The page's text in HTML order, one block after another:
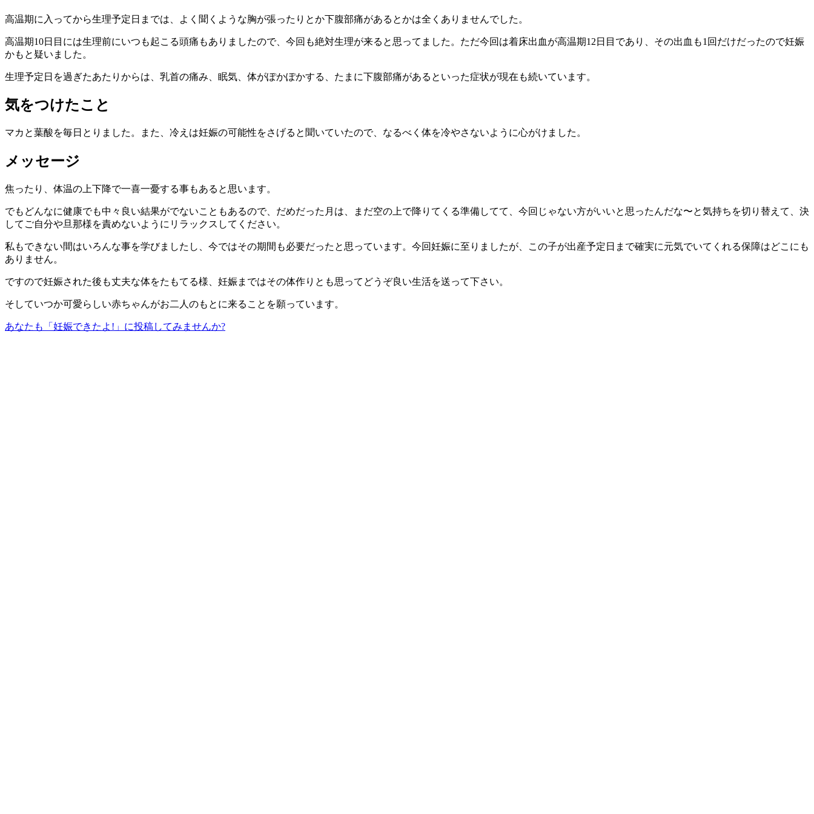
高温期に入ってから生理予定日までは、よく聞くような胸が張ったりとか下腹部痛があるとかは全くありませんでした。
高温期10日目には生理前にいつも起こる頭痛もありましたので、今回も絶対生理が来ると思ってました。ただ今回は着床出血が高温期12日目であり、その出血も1回だけだったので妊娠
かもと疑いました。
生理予定日を過ぎたあたりからは、乳首の痛み、眠気、体がぽかぽかする、たまに下腹部痛があるといった症状が現在も続いています。
気をつけたこと
マカと葉酸を毎日とりました。また、冷えは妊娠の可能性をさげると聞いていたので、なるべく体を冷やさないように心がけました。
メッセージ
焦ったり、体温の上下降で一喜一憂する事もあると思います。
でもどんなに健康でも中々良い結果がでないこともあるので、だめだった月は、まだ空の上で降りてくる準備してて、今回じゃない方がいいと思ったんだな〜と気持ちを切り替えて、決
してご自分や旦那様を責めないようにリラックスしてください。
私もできない間はいろんな事を学びましたし、今ではその期間も必要だったと思っています。今回妊娠に至りましたが、この子が出産予定日まで確実に元気でいてくれる保障はどこにも
ありません。
ですので妊娠された後も丈夫な体をたもてる様、妊娠まではその体作りとも思ってどうぞ良い生活を送って下さい。
そしていつか可愛らしい赤ちゃんがお二人のもとに来ることを願っています。
あなたも「妊娠できたよ!」に投稿してみませんか?